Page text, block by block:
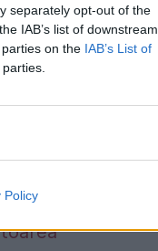
separately opt-out of the
IAB’s list of downstream
on the IAB’s List of
Policy